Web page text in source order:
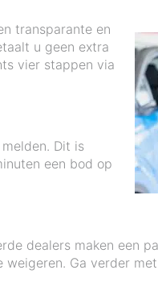
transparante en
u geen extra
vier stappen via
Dit is
een bod op
dealers maken een
Ga verder